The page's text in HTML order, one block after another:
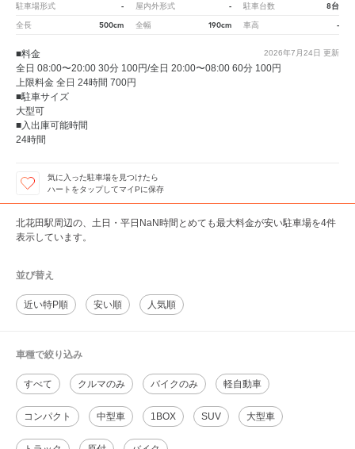
駐車場形式 - 屋内外形式 - 駐車台数 8台
全長 500cm 全幅 190cm 車高 -
2026年7月24日 更新
■料金
全日 08:00〜20:00 30分 100円/全日 20:00〜08:00 60分 100円
上限料金 全日 24時間 700円
■駐車サイズ
大型可
■入出庫可能時間
24時間
気に入った駐車場を見つけたら
ハートをタップしてマイPに保存
北花田駅周辺の、土日・平日NaN時間とめても最大料金が安い駐車場を4件
表示しています。
並び替え
近い特P順 安い順 人気順
車種で絞り込み
すべて クルマのみ バイクのみ 軽自動車
コンパクト 中型車 1BOX SUV 大型車